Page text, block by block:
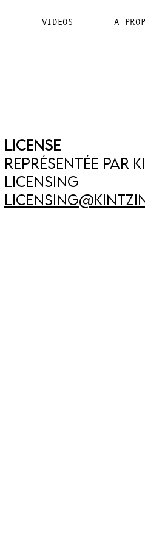
VIDEOS A
LICENSe
Représentée par
LICENSING